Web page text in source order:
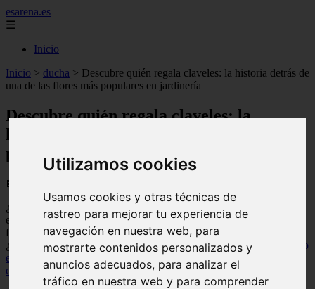
Utilizamos cookies
Usamos cookies y otras técnicas de
rastreo para mejorar tu experiencia de
navegación en nuestra web, para
mostrarte contenidos personalizados y
anuncios adecuados, para analizar el
tráfico en nuestra web y para comprender
esarena.es
☰
Inicio
Inicio > ducha > Descubre quién regala claveles: la historia detrás de
una de las flores más populares en jardinería
Descubre quién regala claveles: la
historia detrás de una de las flores más
populares en jardinería
📅 31/08/2025
¿Te has preguntado quién regala claveles y por qué esta flor es tan
especial? En el mundo de lajardinería, los claveles son una de las
flores más populares por su belleza y variedad de colores. Pero,
¿sabías que en algunas culturas regalar unclaveltiene un
significado
especial
? Descubre todo sobre la historia y
significado de los
claveles
en este artículo de EsArenaEs. ¡No te lo pierdas!